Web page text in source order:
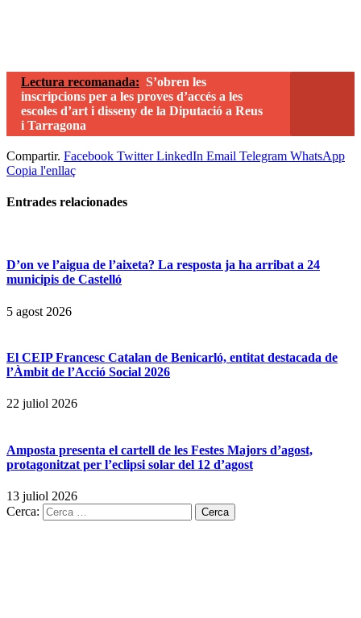
Lectura recomanada: S’obren les
inscripcions per a les proves d’accés a les
escoles d’art i disseny de la Diputació a Reus
i Tarragona
Compartir. Facebook Twitter LinkedIn Email Telegram WhatsApp
Copia l'enllaç
Entrades relacionades
D’on ve l’aigua de l’aixeta? La resposta ja ha arribat a 24
municipis de Castelló
5 agost 2026
El CEIP Francesc Catalan de Benicarló, entitat destacada de
l’Àmbit de l’Acció Social 2026
22 juliol 2026
Amposta presenta el cartell de les Festes Majors d’agost,
protagonitzat per l’eclipsi solar del 12 d’agost
13 juliol 2026
Cerca: